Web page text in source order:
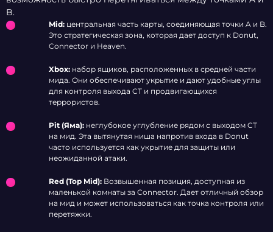
B.
Mid: центральная часть карты, соединяющая точки A и B.
Это стратегическая зона, которая дает доступ к Donut,
Connector и Heaven.
Xbox: набор ящиков, расположенных в средней части
мида. Они обеспечивают укрытие и дают удобные углы
для контроля выхода CT и продвигающихся
террористов.
Pit (Яма): неглубокое углубление рядом с выходом CT
на мид. Эта вытянутая ниша напротив входа в Donut
часто используется как укрытие для защиты или
неожиданной атаки.
Red (Top Mid): Возвышенная позиция, доступная из
маленькой комнаты за Connector. Дает отличный обзор
на мид и может использоваться как точка контроля или
перетяжки.